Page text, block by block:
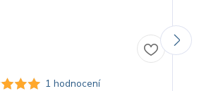
1 hodnocení